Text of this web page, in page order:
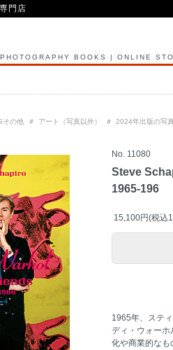
門店
PHOTOGRAPHY BOOKS | ONLINE
その他＃ アート（写真以外） ＃ 2024年出版の写
No. 11080
Steve
1965-196
15,100円(税込
1965年、ステ
ディ・ウォーホ
化や商業的なも